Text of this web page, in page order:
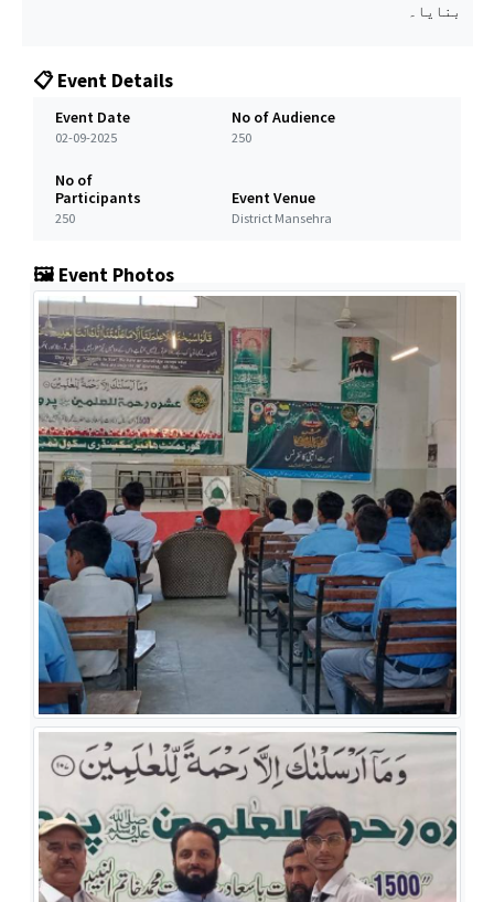
بنایا۔
📋 Event Details
Event Date
02-09-2025
No of Audience
250
No of
Participants
250
Event Venue
District Mansehra
🖼️ Event Photos